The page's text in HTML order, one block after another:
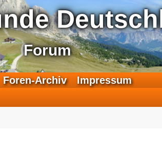
Forum
F
e
Foren-Archiv Impressum